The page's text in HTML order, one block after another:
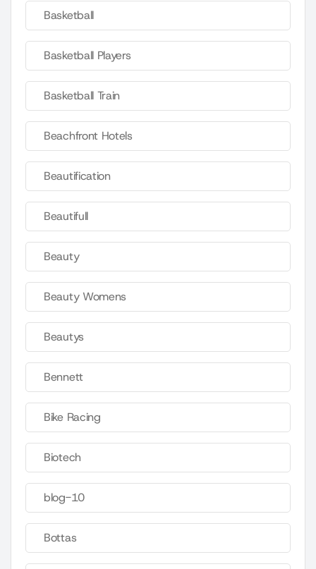
Basketball
Basketball Players
Basketball Train
Beachfront Hotels
Beautification
Beautifull
Beauty
Beauty Womens
Beautys
Bennett
Bike Racing
Biotech
blog-10
Bottas